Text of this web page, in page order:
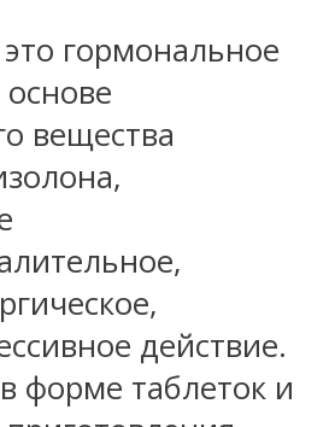
гормональное
вещества
действие.
форме таблеток и